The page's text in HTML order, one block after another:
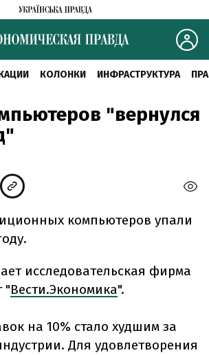
КОЛОНКИ ИНФРАСТРУКТУРА
"вернулся
компьютеров упали
исследовательская фирма
"Вести.Экономика".
на 10% стало худшим за
Для удовлетворения